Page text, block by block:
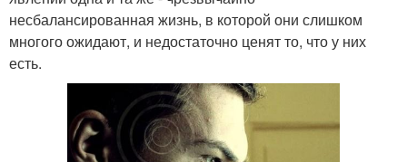
несбалансированная жизнь, в которой они слишком
многого ожидают, и недостаточно ценят то, что у них
есть.